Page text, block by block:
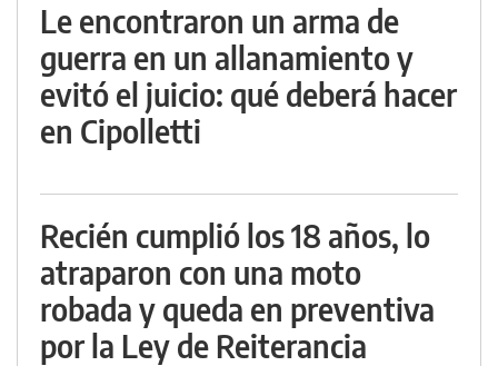
Le encontraron un arma de
guerra en un allanamiento y
evitó el juicio: qué deberá hacer
en Cipolletti
Recién cumplió los 18 años, lo
atraparon con una moto
robada y queda en preventiva
por la Ley de Reiterancia